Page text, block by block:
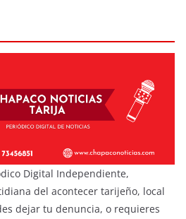
Digital Independiente,
del acontecer tarijeño, local
dejar tu denuncia, o requieres